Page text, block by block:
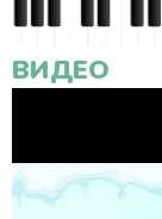
ВИДЕО